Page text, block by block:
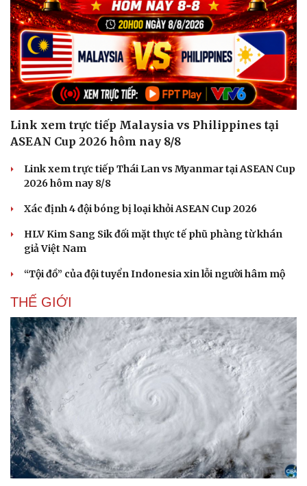
Link xem trực tiếp Malaysia vs Philippines tại
ASEAN Cup 2026 hôm nay 8/8
Link xem trực tiếp Thái Lan vs Myanmar tại ASEAN Cup
2026 hôm nay 8/8
Xác định 4 đội bóng bị loại khỏi ASEAN Cup 2026
HLV Kim Sang Sik đối mặt thực tế phũ phàng từ khán
giả Việt Nam
“Tội đồ” của đội tuyển Indonesia xin lỗi người hâm mộ
THẾ GIỚI